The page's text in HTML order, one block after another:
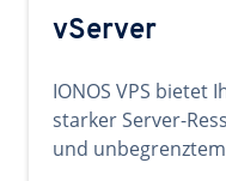
vServer
IONOS VPS bietet
starker Server-
und